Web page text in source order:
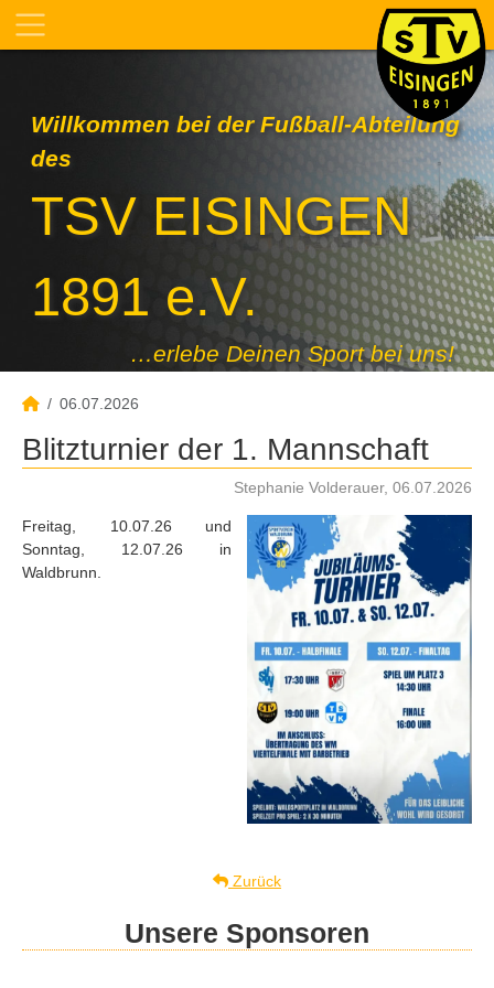
Willkommen bei der Fußball-Abteilung
des
TSV EISINGEN
1891 e.V.
…erlebe Deinen Sport bei uns!
06.07.2026
Blitzturnier der 1. Mannschaft
Stephanie Volderauer, 06.07.2026
Freitag, 10.07.26 und
Sonntag, 12.07.26 in
Waldbrunn.
Zurück
Unsere Sponsoren